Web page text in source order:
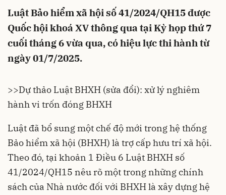
Luật Bảo hiểm xã hội số 41/2024/QH15 được
Quốc hội khoá XV thông qua tại Kỳ họp thứ 7
cuối tháng 6 vừa qua, có hiệu lực thi hành từ
ngày 01/7/2025.
>>Dự thảo Luật BHXH (sửa đổi): xử lý nghiêm
hành vi trốn đóng BHXH
Luật đã bổ sung một chế độ mới trong hệ thống
Bảo hiểm xã hội (BHXH) là trợ cấp hưu trí xã hội.
Theo đó, tại khoản 1 Điều 6 Luật BHXH số
41/2024/QH15 nêu rõ một trong những chính
sách của Nhà nước đối với BHXH là xây dựng hệ
Hủy